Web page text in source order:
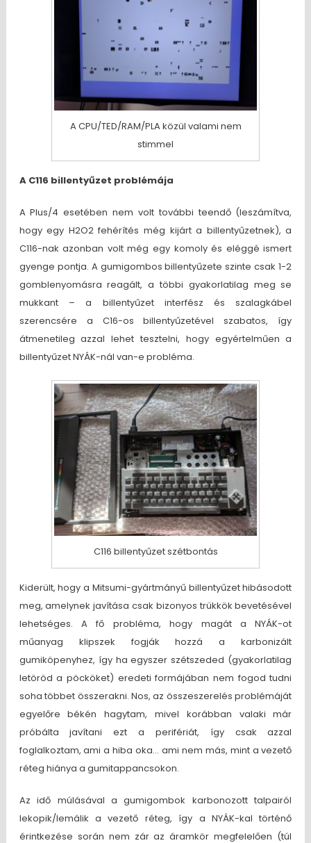
A CPU/TED/RAM/PLA közül valami nem
stimmel
A C116 billentyűzet problémája
A Plus/4 esetében nem volt további teendő (leszámítva,
hogy egy H2O2 fehérítés még kijárt a billentyűzetnek), a
C116-nak azonban volt még egy komoly és eléggé ismert
gyenge pontja. A gumigombos billentyűzete szinte csak 1-2
gomblenyomásra reagált, a többi gyakorlatilag meg se
mukkant – a billentyűzet interfész és szalagkábel
szerencsére a C16-os billentyűzetével szabatos, így
átmenetileg azzal lehet tesztelni, hogy egyértelműen a
billentyűzet NYÁK-nál van-e probléma.
C116 billentyűzet szétbontás
Kiderült, hogy a Mitsumi-gyártmányű billentyűzet hibásodott
meg, amelynek javítása csak bizonyos trükkök bevetésével
lehetséges. A fő probléma, hogy magát a NYÁK-ot
műanyag klipszek fogják hozzá a karbonizált
gumiköpenyhez, így ha egyszer szétszeded (gyakorlatilag
letöröd a pöcköket) eredeti formájában nem fogod tudni
soha többet összerakni. Nos, az összeszerelés problémáját
egyelőre békén hagytam, mivel korábban valaki már
próbálta javítani ezt a perifériát, így csak azzal
foglalkoztam, ami a hiba oka… ami nem más, mint a vezető
réteg hiánya a gumitappancsokon.
Az idő múlásával a gumigombok karbonozott talpairól
lekopik/lemálik a vezető réteg, így a NYÁK-kal történő
érintkezése során nem zár az áramkör megfelelően (túl